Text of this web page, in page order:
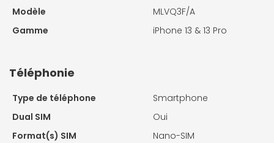
Modèle
MLVQ3F/A
Gamme
iPhone 13 & 13 Pro
Téléphonie
Type de téléphone
Smartphone
Dual SIM
Oui
Format(s) SIM
Nano-SIM